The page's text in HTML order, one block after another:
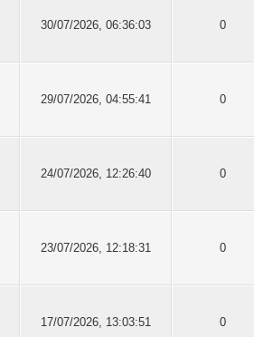
30/07/2026, 06:36:03 0
29/07/2026, 04:55:41 0
24/07/2026, 12:26:40 0
23/07/2026, 12:18:31 0
17/07/2026, 13:03:51 0